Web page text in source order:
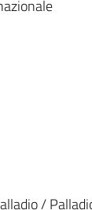
/